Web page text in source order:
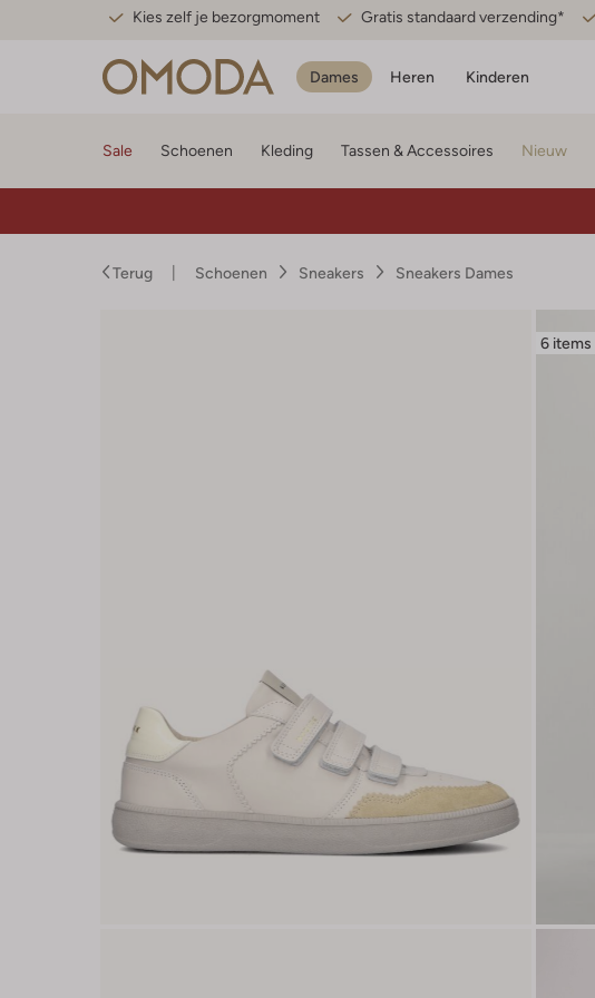
Kies zelf je bezorgmoment Gratis standaard verzending*
Dames Heren Kinderen
Sale Schoenen Kleding Tassen & Accessoires Nieuw
Terug Schoenen Sneakers Sneakers Dames
6 items